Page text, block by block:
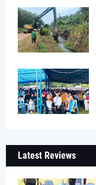
Latest Reviews